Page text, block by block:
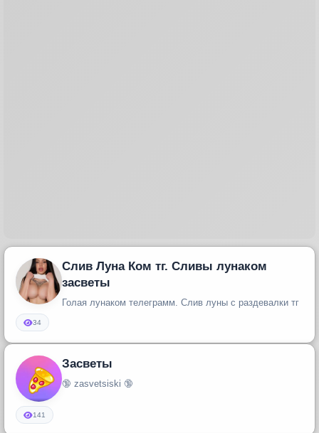
Слив Луна Ком тг. Сливы лунаком
засветы
Голая лунаком телеграмм. Слив луны с раздевалки тг
34
Засветы
🔞 zasvetsiski 🔞
141